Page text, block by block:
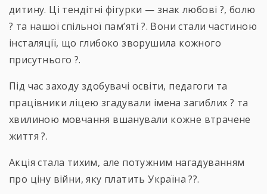
дитину. Ці тендітні фігурки — знак любові ?, болю
? та нашої спільної пам’яті ?️. Вони стали частиною
інсталяції, що глибоко зворушила кожного
присутнього ?.
Під час заходу здобувачі освіти, педагоги та
працівники ліцею згадували імена загиблих ? та
хвилиною мовчання вшанували кожне втрачене
життя ?.
Акція стала тихим, але потужним нагадуванням
про ціну війни, яку платить Україна ??.